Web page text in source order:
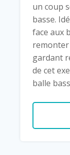
un coup
basse.
face aux
gardant
de cet
balle